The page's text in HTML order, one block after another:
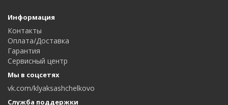
Информация
Контакты
Оплата/Доставка
Гарантия
Сервисный центр
Мы в соцсетях
vk.com/klyaksashchelkovo
Служба поддержки